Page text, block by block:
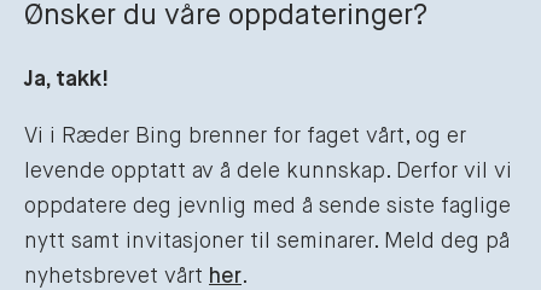
Ønsker du våre oppdateringer?
Ja, takk!
Vi i Ræder Bing brenner for faget vårt, og er
levende opptatt av å dele kunnskap. Derfor vil vi
oppdatere deg jevnlig med å sende siste faglige
nytt samt invitasjoner til seminarer. Meld deg på
nyhetsbrevet vårt her.